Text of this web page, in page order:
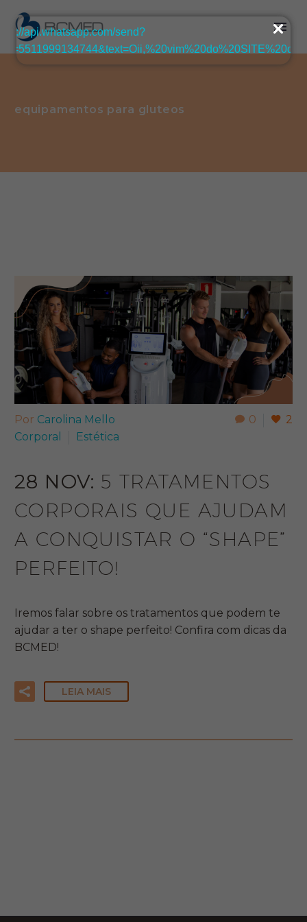
equipamentos para gluteos
0 2
Por Carolina Mello
Corporal
Estética
28 NOV: 5 TRATAMENTOS
CORPORAIS QUE AJUDAM
A CONQUISTAR O “SHAPE”
PERFEITO!
Iremos falar sobre os tratamentos que podem te
ajudar a ter o shape perfeito! Confira com dicas da
BCMED!
LEIA MAIS